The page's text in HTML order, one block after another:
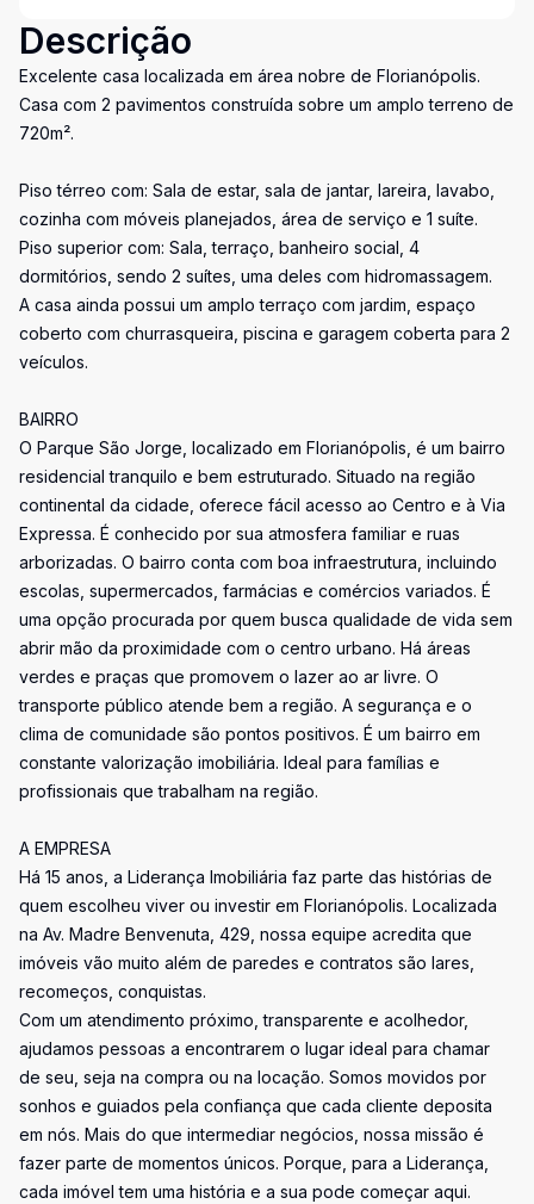
Descrição
Excelente casa localizada em área nobre de Florianópolis.
Casa com 2 pavimentos construída sobre um amplo terreno de
720m².
Piso térreo com: Sala de estar, sala de jantar, lareira, lavabo,
cozinha com móveis planejados, área de serviço e 1 suíte.
Piso superior com: Sala, terraço, banheiro social, 4
dormitórios, sendo 2 suítes, uma deles com hidromassagem.
A casa ainda possui um amplo terraço com jardim, espaço
coberto com churrasqueira, piscina e garagem coberta para 2
veículos.
BAIRRO
O Parque São Jorge, localizado em Florianópolis, é um bairro
residencial tranquilo e bem estruturado. Situado na região
continental da cidade, oferece fácil acesso ao Centro e à Via
Expressa. É conhecido por sua atmosfera familiar e ruas
arborizadas. O bairro conta com boa infraestrutura, incluindo
escolas, supermercados, farmácias e comércios variados. É
uma opção procurada por quem busca qualidade de vida sem
abrir mão da proximidade com o centro urbano. Há áreas
verdes e praças que promovem o lazer ao ar livre. O
transporte público atende bem a região. A segurança e o
clima de comunidade são pontos positivos. É um bairro em
constante valorização imobiliária. Ideal para famílias e
profissionais que trabalham na região.
A EMPRESA
Há 15 anos, a Liderança Imobiliária faz parte das histórias de
quem escolheu viver ou investir em Florianópolis. Localizada
na Av. Madre Benvenuta, 429, nossa equipe acredita que
imóveis vão muito além de paredes e contratos são lares,
recomeços, conquistas.
Com um atendimento próximo, transparente e acolhedor,
ajudamos pessoas a encontrarem o lugar ideal para chamar
de seu, seja na compra ou na locação. Somos movidos por
sonhos e guiados pela confiança que cada cliente deposita
em nós. Mais do que intermediar negócios, nossa missão é
fazer parte de momentos únicos. Porque, para a Liderança,
cada imóvel tem uma história e a sua pode começar aqui.